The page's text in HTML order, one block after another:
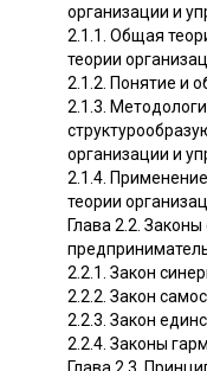
организации и
2.1.1. Общая
теории
2.1.2. Понятие и
2.1.3.
организации и
2.1.4.
теории
Глава 2.2.
2.2.1. Закон
2.2.2. Закон
2.2.3. Закон
2.2.4. Законы
Глава 2.3.